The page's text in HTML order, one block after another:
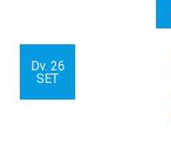
Dv. 26
SET